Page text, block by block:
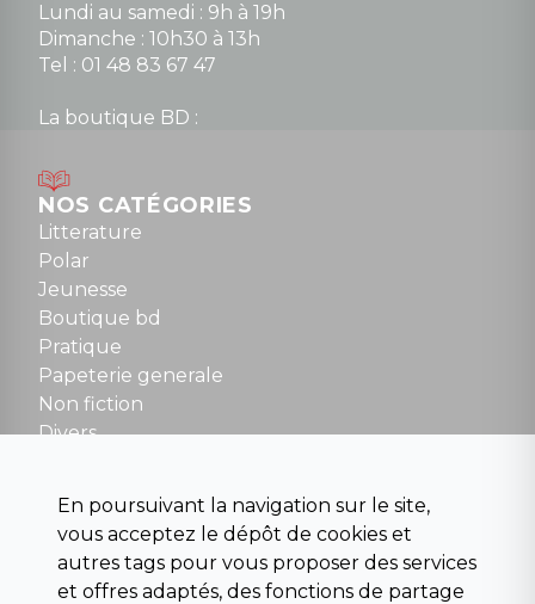
Lundi au samedi : 9h à 19h
Dimanche : 10h30 à 13h
Tel : 01 48 83 67 47
La boutique BD :
Mardi au samedi : 10h à 13h / 14h à 19h
Dimanche : 10h30 à 12h30
Tel : 01 48 89 13 88
Fermé le dimanche en Juillet et Août
NOUS CONTACTER
contact@la-griffe-noire.com
NOS CATÉGORIES
Litterature
Polar
Jeunesse
Boutique bd
Pratique
Papeterie generale
Non fiction
Divers
Para scolaire
Histoire
Pochoteque
En poursuivant la navigation sur le site,
vous acceptez le dépôt de cookies et
autres tags pour vous proposer des services
et offres adaptés, des fonctions de partage